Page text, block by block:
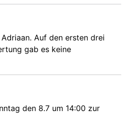
Auf den ersten drei
gab es keine
den 8.7 um 14:00 zur